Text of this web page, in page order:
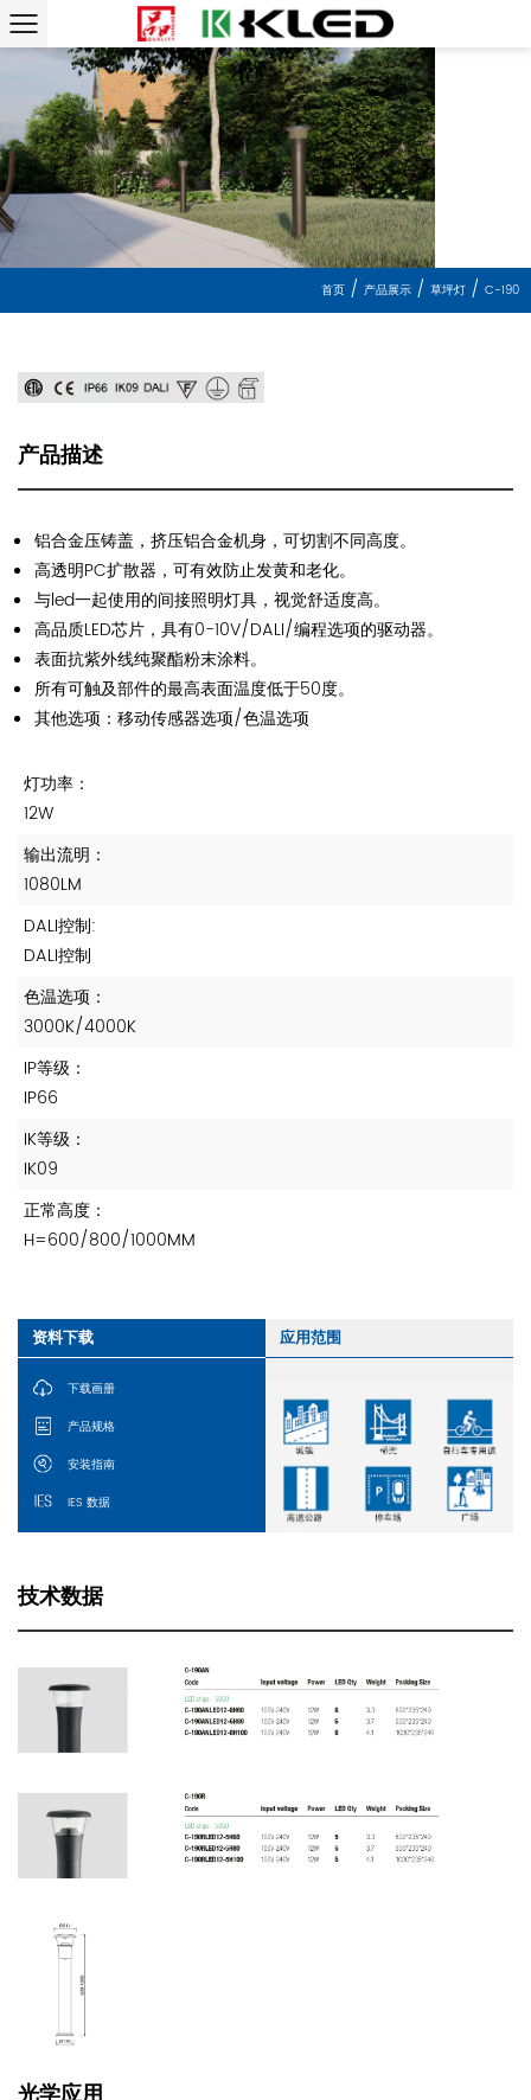
/ / /
产品描述
铝合金压铸盖，挤压铝合金机身，可切割不同高度。
高透明PC扩散器，可有效防止发黄和老化。
与led一起使用的间接照明灯具，视觉舒适度高。
高品质LED芯片，具有0-10V/DALI/编程选项的驱动器。
表面抗紫外线纯聚酯粉末涂料。
所有可触及部件的最高表面温度低于50度。
其他选项：移动传感器选项/色温选项
灯功率：
12W
输出流明：
1080LM
DALI控制:
DALI控制
色温选项：
3000K/4000K
IP等级：
IP66
IK等级：
IK09
正常高度：
H=600/800/1000MM
资料下载
技术数据
光学应用